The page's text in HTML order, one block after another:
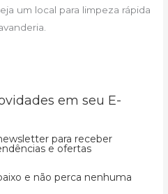
um local para limpeza rápida
em seu E-
para receber
e ofertas
e não perca nenhuma